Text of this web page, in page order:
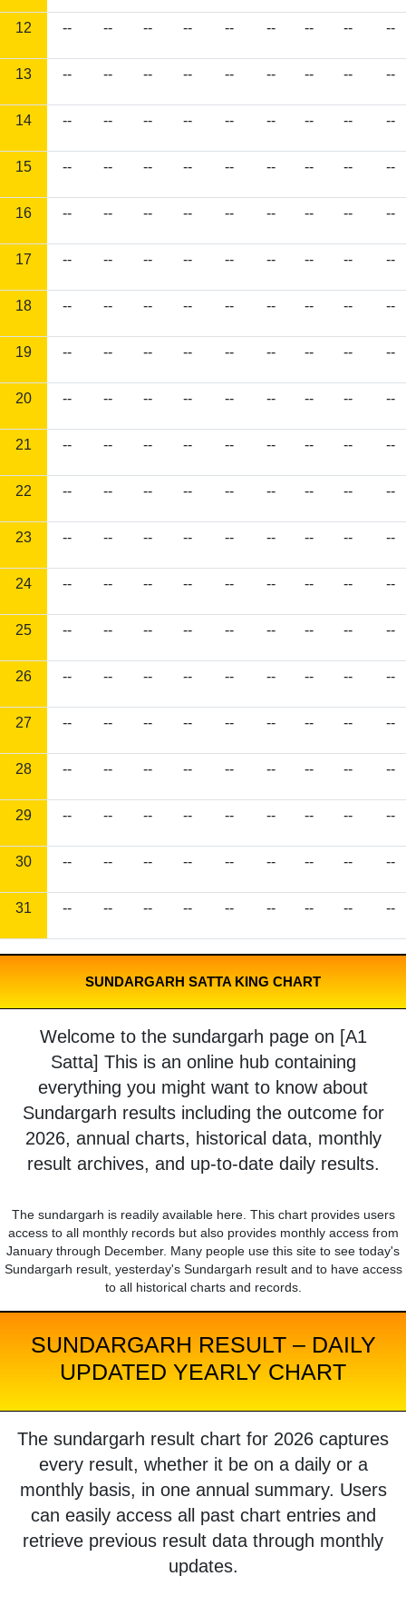
12 -- -- -- -- -- -- -- -- --
13 -- -- -- -- -- -- -- -- --
14 -- -- -- -- -- -- -- -- --
15 -- -- -- -- -- -- -- -- --
16 -- -- -- -- -- -- -- -- --
17 -- -- -- -- -- -- -- -- --
18 -- -- -- -- -- -- -- -- --
19 -- -- -- -- -- -- -- -- --
20 -- -- -- -- -- -- -- -- --
21 -- -- -- -- -- -- -- -- --
22 -- -- -- -- -- -- -- -- --
23 -- -- -- -- -- -- -- -- --
24 -- -- -- -- -- -- -- -- --
25 -- -- -- -- -- -- -- -- --
26 -- -- -- -- -- -- -- -- --
27 -- -- -- -- -- -- -- -- --
28 -- -- -- -- -- -- -- -- --
29 -- -- -- -- -- -- -- -- --
30 -- -- -- -- -- -- -- -- --
31 -- -- -- -- -- -- -- -- --
SUNDARGARH SATTA KING CHART
Welcome to the sundargarh page on [A1
Satta] This is an online hub containing
everything you might want to know about
Sundargarh results including the outcome for
2026, annual charts, historical data, monthly
result archives, and up-to-date daily results.
The sundargarh is readily available here. This chart provides users
access to all monthly records but also provides monthly access from
January through December. Many people use this site to see today's
Sundargarh result, yesterday's Sundargarh result and to have access
to all historical charts and records.
SUNDARGARH RESULT – DAILY
UPDATED YEARLY CHART
The sundargarh result chart for 2026 captures
every result, whether it be on a daily or a
monthly basis, in one annual summary. Users
can easily access all past chart entries and
retrieve previous result data through monthly
updates.